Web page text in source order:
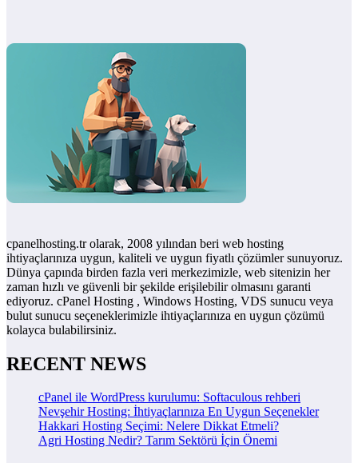
cpanelhosting.tr olarak, 2008 yılından beri web hosting
ihtiyaçlarınıza uygun, kaliteli ve uygun fiyatlı çözümler sunuyoruz.
Dünya çapında birden fazla veri merkezimizle, web sitenizin her
zaman hızlı ve güvenli bir şekilde erişilebilir olmasını garanti
ediyoruz. cPanel Hosting , Windows Hosting, VDS sunucu veya
bulut sunucu seçeneklerimizle ihtiyaçlarınıza en uygun çözümü
kolayca bulabilirsiniz.
RECENT NEWS
cPanel ile WordPress kurulumu: Softaculous rehberi
Nevşehir Hosting: İhtiyaçlarınıza En Uygun Seçenekler
Hakkari Hosting Seçimi: Nelere Dikkat Etmeli?
Agri Hosting Nedir? Tarım Sektörü İçin Önemi